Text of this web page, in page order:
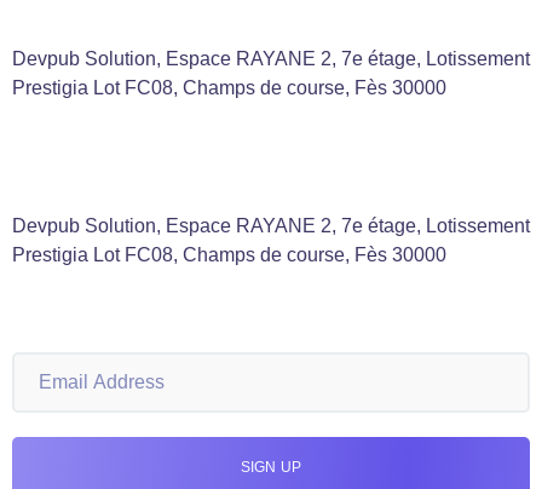
Devpub Solution, Espace RAYANE 2, 7e étage, Lotissement
Prestigia Lot FC08, Champs de course, Fès 30000
Devpub Solution, Espace RAYANE 2, 7e étage, Lotissement
Prestigia Lot FC08, Champs de course, Fès 30000